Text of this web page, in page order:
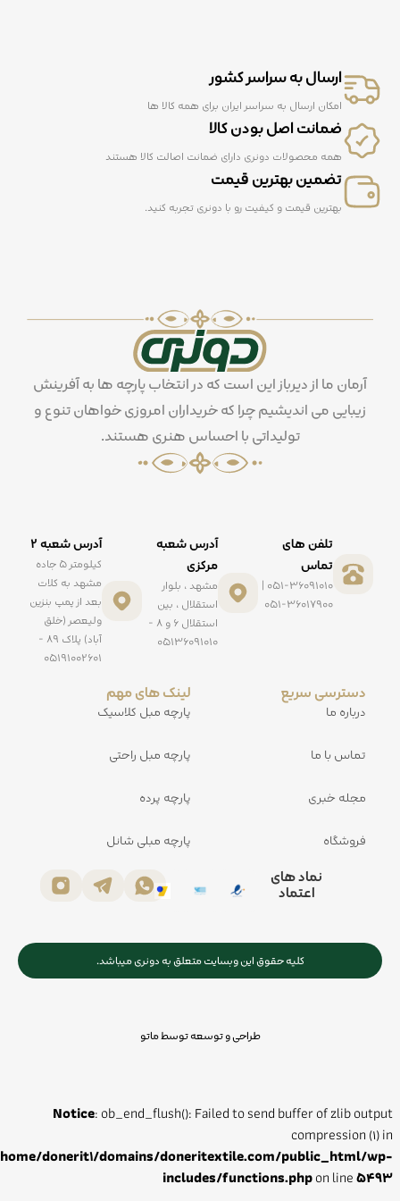
ارسال به سراسر کشور
امکان ارسال به سراسر ایران برای همه کالا ها
ضمانت اصل بودن کالا
همه محصولات دونری دارای ضمانت اصالت کالا هستند
تضمین بهترین قیمت
بهترین قیمت و کیفیت رو با دونری تجربه کنید.
آرمان ما از دیرباز این است که در انتخاب پارچه ها به آفرینش
زیبایی می اندیشیم چرا که خریداران امروزی خواهان تنوع و
تولیداتی با احساس هنری هستند.
تلفن های
تماس
051-36091010 |
051-36017900
آدرس شعبه
مرکزی
مشهد ، بلوار
استقلال ، بین
استقلال ۶ و ۸ -
۰۵۱۳۶۰۹۱۰۱۰
آدرس شعبه ۲
کیلومتر ۵ جاده
مشهد به کلات
بعد از پمپ بنزین
ولیعصر (خلق
آباد) پلاک ۸۹ -
۰۵۱۹۱۰۰۲۶۰۱
دسترسی سریع
درباره ما
تماس با ما
مجله خبری
فروشگاه
لینک های مهم
پارچه مبل کلاسیک
پارچه مبل راحتی
پارچه پرده
پارچه مبلی شانل
نماد های
اعتماد
کلیه حقوق این وبسایت متعلق به دونری میباشد.
طراحی و توسعه توسط ماتو
Notice: ob_end_flush(): Failed to send buffer of zlib output
compression (1) in
/home/donerit1/domains/doneritextile.com/public_html/wp-
includes/functions.phpon line5493